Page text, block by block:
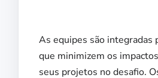
As equipes são integradas
que minimizem os
seus projetos no desafio.